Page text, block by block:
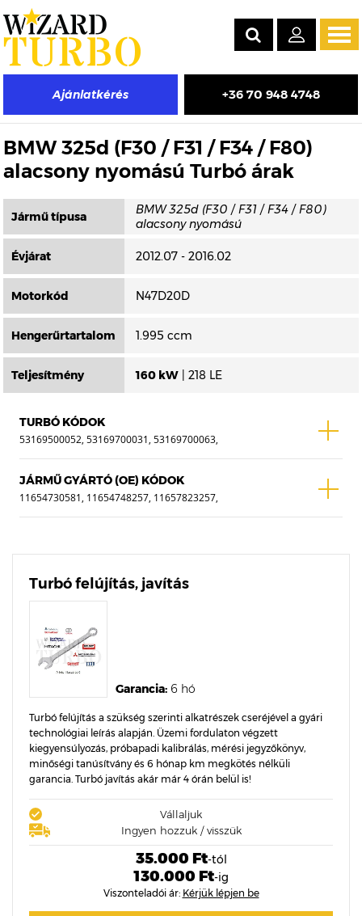
Ajánlatkérés +36 70 948 4748
Másik típus választása
BMW 325d (F30 / F31 / F34 / F80)
alacsony nyomású Turbó árak
Jármű típusa
Évjárat 2012.07 - 2016.02
Motorkód N47D20D
Hengerűrtartalom 1.995 ccm
Teljesítmény 160 kW | 218 LE
TURBÓ KÓDOK
53169500052, 53169700031, 53169700063,
53169700066, 53169700073, 53169700077,
53169710069, 53169880031, 53169880052,
53169880063, 53169880066, 53169880069,
JÁRMŰ GYÁRTÓ (OE) KÓDOK
11654730581, 11654748257, 11657823257,
11657823258
Turbó felújítás, javítás
Garancia: 6 hó
Turbó felújítás a szükség szerinti alkatrészek cseréjével a gyári
technológiai leírás alapján. Üzemi fordulaton végzett
kiegyensúlyozás, próbapadi kalibrálás, mérési jegyzőkönyv,
minőségi tanúsítvány és 6 hónap km megkötés nélküli
garancia. Turbó javítás akár már 4 órán belül is!
Vállaljuk
Ingyen hozzuk / visszük
35.000 Ft-tól
130.000 Ft-ig
Viszonteladói ár: Kérjük lépjen be